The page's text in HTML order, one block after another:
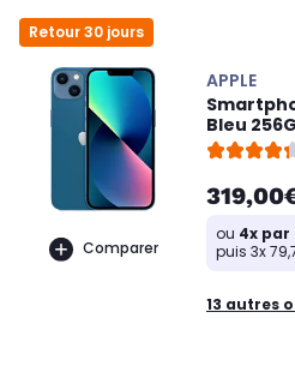
Retour 30 jours
Comparer
APPLE
Bleu
ou 4x
puis 3x
13 autres